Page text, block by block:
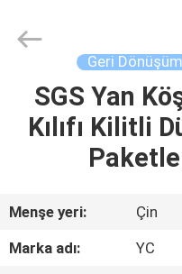
HAKKIMIZDA
Printing
Reserved.
Geri
SGS Yan
Kılıfı Kilitli
Menşe yeri:
Çin
Marka adı:
YC